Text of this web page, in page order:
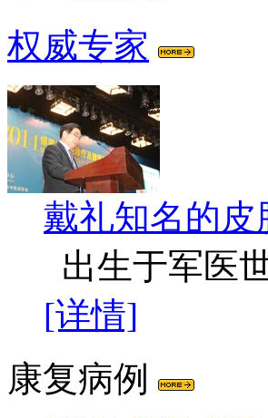
权威专家
戴礼知名的皮
出生于军医
[详情]
康复病例